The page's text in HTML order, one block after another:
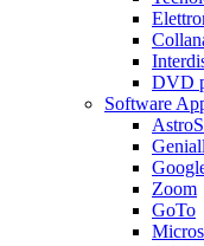
DVD
Software
Zoom
GoTo